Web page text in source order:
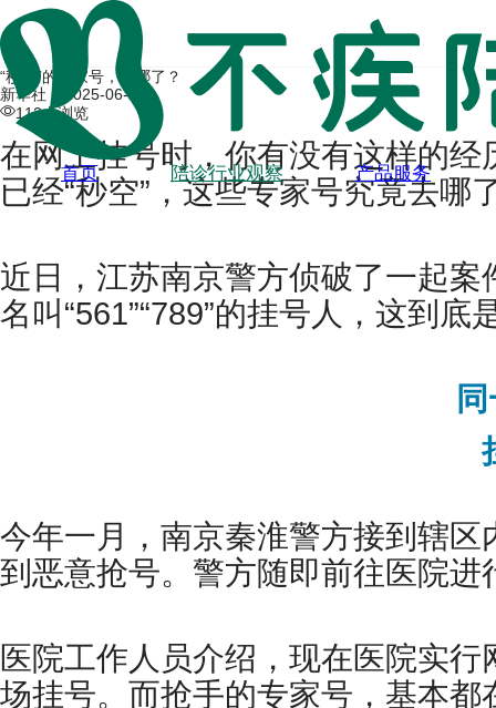
首页 陪诊行业观察 产品服务
“秒空”的专家号，去哪了？
新华社 |
2025-06-20
112人浏览
在网上挂号时，你有没有这样的
已经“秒空”，这些专家号究竟去哪
近日，江苏南京警方侦破了一起
名叫“561”“789”的挂号人，这到底
今年一月，南京秦淮警方接到辖
到恶意抢号。警方随即前往医院进
医院工作人员介绍，现在医院实
场挂号。而抢手的专家号，基本